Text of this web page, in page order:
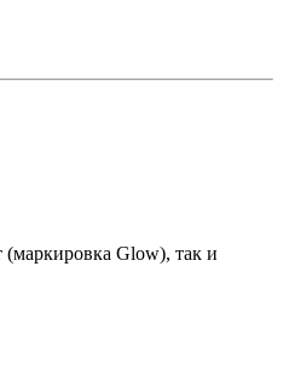
(маркировка Glow), так и